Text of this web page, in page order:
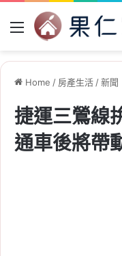
Menu
Home / 房產生活/新聞
捷運三鶯線
通車後將帶